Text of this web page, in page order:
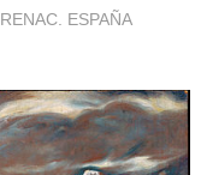
RENAC. ESPAÑA